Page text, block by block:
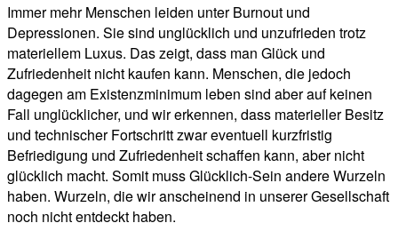
Immer mehr Menschen leiden unter Burnout und
Depressionen. Sie sind unglücklich und unzufrieden trotz
materiellem Luxus. Das zeigt, dass man Glück und
Zufriedenheit nicht kaufen kann. Menschen, die jedoch
dagegen am Existenzminimum leben sind aber auf keinen
Fall unglücklicher, und wir erkennen, dass materieller Besitz
und technischer Fortschritt zwar eventuell kurzfristig
Befriedigung und Zufriedenheit schaffen kann, aber nicht
glücklich macht. Somit muss Glücklich-Sein andere Wurzeln
haben. Wurzeln, die wir anscheinend in unserer Gesellschaft
noch nicht entdeckt haben.